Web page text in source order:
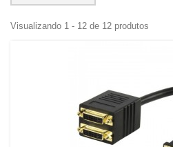
Visualizando 1 - 12 de 12 produtos